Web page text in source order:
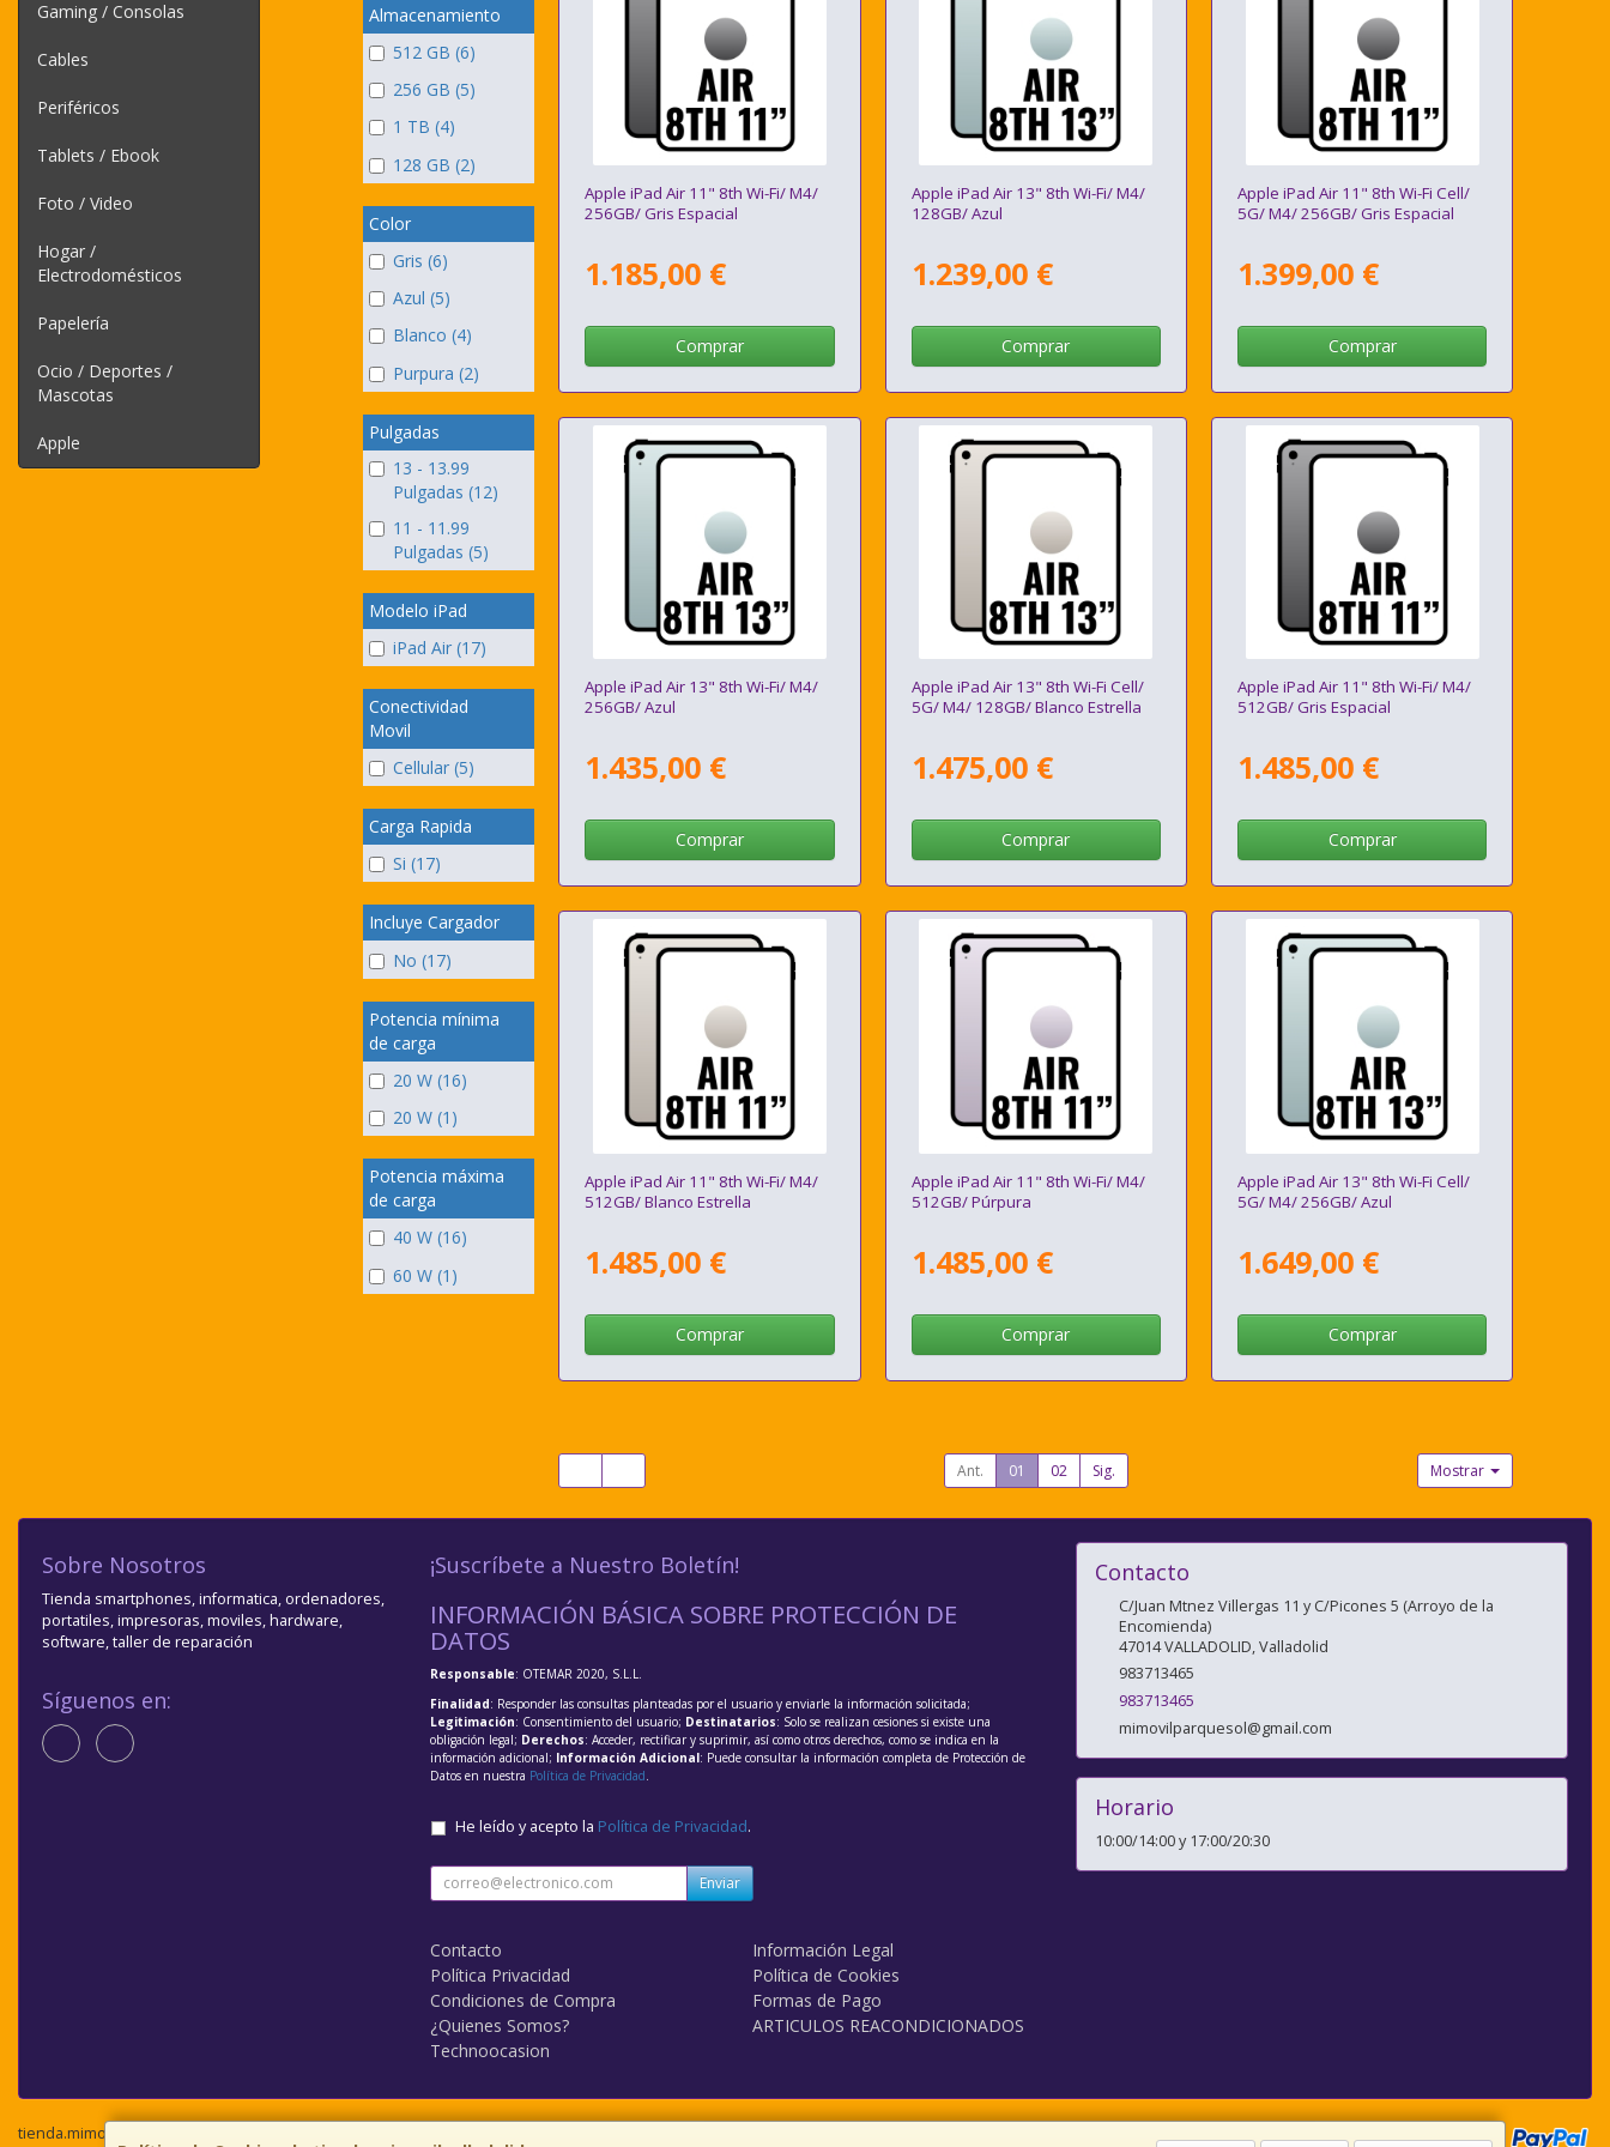
Gaming / Consolas
Cables
Periféricos
Tablets / Ebook
Foto / Video
Hogar /
Electrodomésticos
Papelería
Ocio / Deportes /
Mascotas
Apple
Almacenamiento
512 GB (6)
256 GB (5)
1 TB (4)
128 GB (2)
Color
Gris (6)
Azul (5)
Blanco (4)
Purpura (2)
Pulgadas
13 - 13.99
Pulgadas (12)
11 - 11.99
Pulgadas (5)
Modelo iPad
iPad Air (17)
Conectividad
Movil
Cellular (5)
Carga Rapida
Si (17)
Incluye Cargador
No (17)
Potencia mínima
de carga
20 W (16)
20 W (1)
Potencia máxima
de carga
40 W (16)
60 W (1)
Apple iPad Air 11" 8th Wi-Fi/ M4/
256GB/ Gris Espacial
1.185,00 €
Comprar
Apple iPad Air 13" 8th Wi-Fi/ M4/
128GB/ Azul
1.239,00 €
Comprar
Apple iPad Air 11" 8th Wi-Fi Cell/
5G/ M4/ 256GB/ Gris Espacial
1.399,00 €
Comprar
Apple iPad Air 13" 8th Wi-Fi/ M4/
256GB/ Azul
1.435,00 €
Comprar
Apple iPad Air 13" 8th Wi-Fi Cell/
5G/ M4/ 128GB/ Blanco Estrella
1.475,00 €
Comprar
Apple iPad Air 11" 8th Wi-Fi/ M4/
512GB/ Gris Espacial
1.485,00 €
Comprar
Apple iPad Air 11" 8th Wi-Fi/ M4/
512GB/ Blanco Estrella
1.485,00 €
Comprar
Apple iPad Air 11" 8th Wi-Fi/ M4/
512GB/ Púrpura
1.485,00 €
Comprar
Apple iPad Air 13" 8th Wi-Fi Cell/
5G/ M4/ 256GB/ Azul
1.649,00 €
Comprar
Ant. 01 02 Sig. Mostrar
Sobre Nosotros
Tienda smartphones, informatica, ordenadores,
portatiles, impresoras, moviles, hardware,
software, taller de reparación
Síguenos en:
¡Suscríbete a Nuestro Boletín!
INFORMACIÓN BÁSICA SOBRE PROTECCIÓN DE
DATOS
Responsable: OTEMAR 2020, S.L.L.
Finalidad: Responder las consultas planteadas por el usuario y enviarle la información solicitada;
Legitimación: Consentimiento del usuario; Destinatarios: Solo se realizan cesiones si existe una
obligación legal; Derechos: Acceder, rectificar y suprimir, así como otros derechos, como se indica en la
información adicional; Información Adicional: Puede consultar la información completa de Protección de
Datos en nuestra Política de Privacidad
He leído y acepto la Política de Privacidad.
Enviar
Contacto
Información Legal
Política Privacidad
Política de Cookies
Condiciones de Compra
Formas de Pago
¿Quienes Somos?
ARTICULOS REACONDICIONADOS
Technoocasion
Contacto
C/Juan Mtnez Villergas 11 y C/Picones 5 (Arroyo de la
Encomienda)
47014VALLADOLID,Valladolid
983713465
983713465
mimovilparquesol@gmail.com
Horario
10:00/14:00 y 17:00/20:30
tienda.mimovilvalladolid.com © 2026